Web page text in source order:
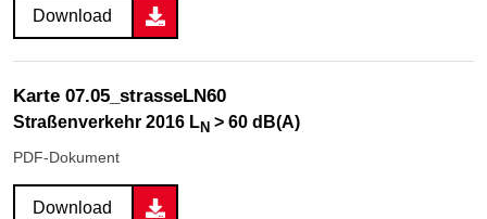
Download
Karte 07.05_strasseLN60
Straßenverkehr 2016 LN > 60 dB(A)
PDF-Dokument
Download